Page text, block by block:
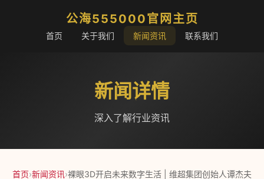
公海555000官网主页
首页 关于我们 新闻资讯 联系我们
新闻详情
深入了解行业资讯
首页›新闻资讯›裸眼3D开启未来数字生活 | 维超集团创始人谭杰夫